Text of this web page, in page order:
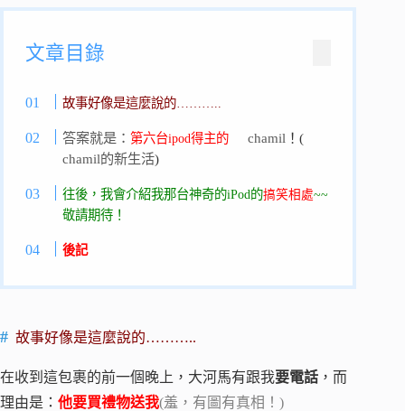
文章目錄
故事好像是這麼說的………..
答案就是：第六台ipod得主的 chamil ！(
chamil的新生活)
往後，我會介紹我那台神奇的iPod的搞笑相處~~
敬請期待！
後記
故事好像是這麼說的………..
在收到這包裹的前一個晚上，大河馬有跟我要電話 ，而
理由是： 他要買禮物送我(羞，有圖有真相！)